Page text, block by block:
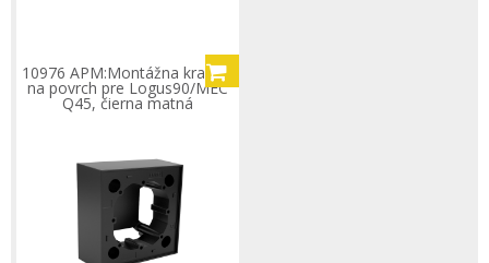
10976 APM:Montážna krabica
na povrch pre Logus90/MEC
Q45, čierna matná